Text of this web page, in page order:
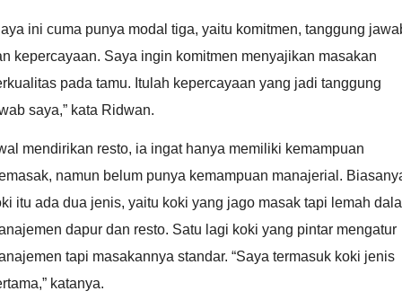
ini cuma punya modal tiga, yaitu komitmen, tanggung
kepercayaan. Saya ingin komitmen menyajikan masakan
pada tamu. Itulah kepercayaan yang jadi tanggung
saya,” kata Ridwan.
mendirikan resto, ia ingat hanya memiliki kemampuan
namun belum punya kemampuan manajerial.
itu ada dua jenis, yaitu koki yang jago masak tapi lemah
dapur dan resto. Satu lagi koki yang pintar mengatur
tapi masakannya standar. “Saya termasuk koki jenis
katanya.